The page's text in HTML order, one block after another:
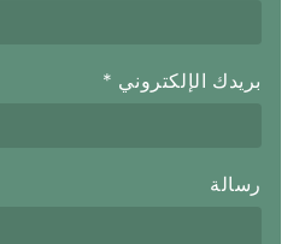
بريدك الإلكتروني *
رسالة